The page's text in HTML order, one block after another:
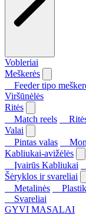
Vobleriai
Meškerės
Feeder tipo
Viršūnėlės
Ritės
Match reels
Valai
Pintas valas
Kabliukai-avižėlės
Įvairūs Kabliukai
Šėryklos ir svareliai
Metalinės
Svareliai
GYVI MASALAI